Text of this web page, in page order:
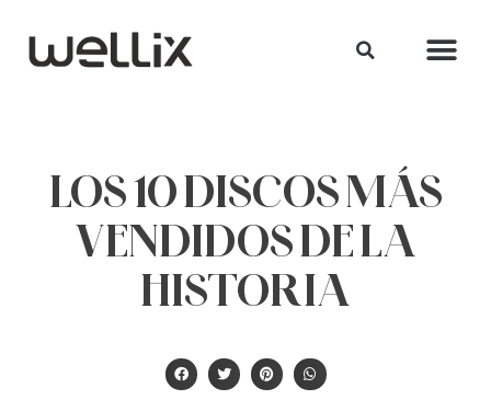
LOS 10 DISCOS MÁS
VENDIDOS DE LA
HISTORIA